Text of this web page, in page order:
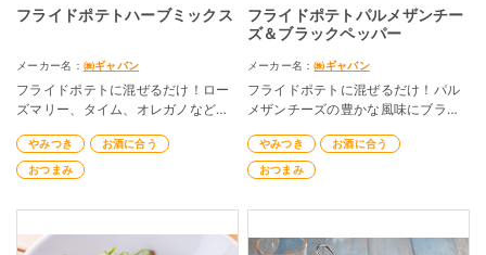
フライドポテトハーブミックス
メーカー名： ㈱ギャバン
フライドポテトに混ぜるだけ！ロー
ズマリー、タイム、オレガノなどの
やみつき
お酒に合う
おつまみ
フライドポテトパルメザンチー
ズ＆ブラックペッパー
メーカー名：㈱ギャバン
フライドポテトに混ぜるだけ！パル
メザンチーズの豊かな風味にブラッ
きポテトに！
やみつき
お酒に合う
おつまみ